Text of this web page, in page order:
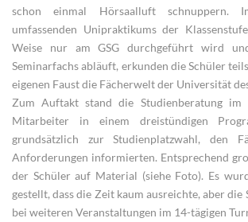
schon einmal Hörsaalluft schnuppern.
umfassenden Unipraktikums der
Weise nur am GSG durchgeführt wird
Seminarfachs abläuft, erkunden die Schüler
eigenen Faust die Fächerwelt der Universität
Zum Auftakt stand die Studienberatung im
Mitarbeiter in einem dreistündigen
grundsätzlich zur Studienplatzwahl, den
Anforderungen informierten. Entsprechend
der Schüler auf Material (siehe Foto). Es
gestellt, dass die Zeit kaum ausreichte, aber die
bei weiteren Veranstaltungen im 14-tägigen